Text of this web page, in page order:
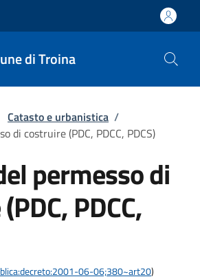
di Troina
Catasto e urbanistica /
di costruire (PDC, PDCC, PDCS)
permesso di
PDCC,
06-06;380~art20)